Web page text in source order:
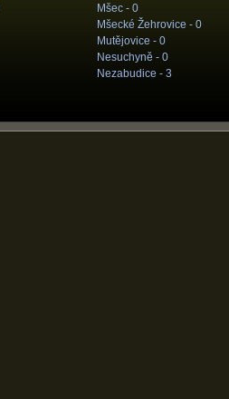
Mšec - 0
Mšecké Žehrovice - 0
Mutějovice - 0
Nesuchyně - 0
Nezabudice - 3